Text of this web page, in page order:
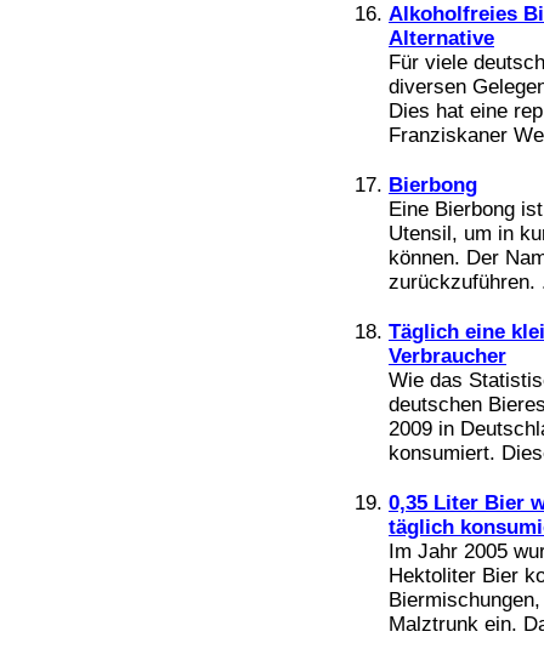
Alkoholfreies
Alternative
Für viele
diversen
Dies hat eine
Franziskaner
Bierbong
Eine Bierbong
Utensil, um in
können. Der
zurückzuführen.
Täglich eine
Verbraucher
Wie das
deutschen
2009 in
konsumiert.
0,35 Liter Bier
täglich
Im Jahr 2005
Hektoliter Bier
Malztrunk ein.